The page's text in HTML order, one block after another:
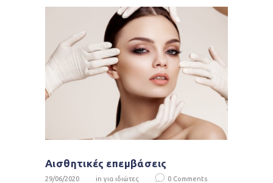
Αισθητικές επεμβάσεις
29/06/2020 inγια ιδιώτες 0 Comments